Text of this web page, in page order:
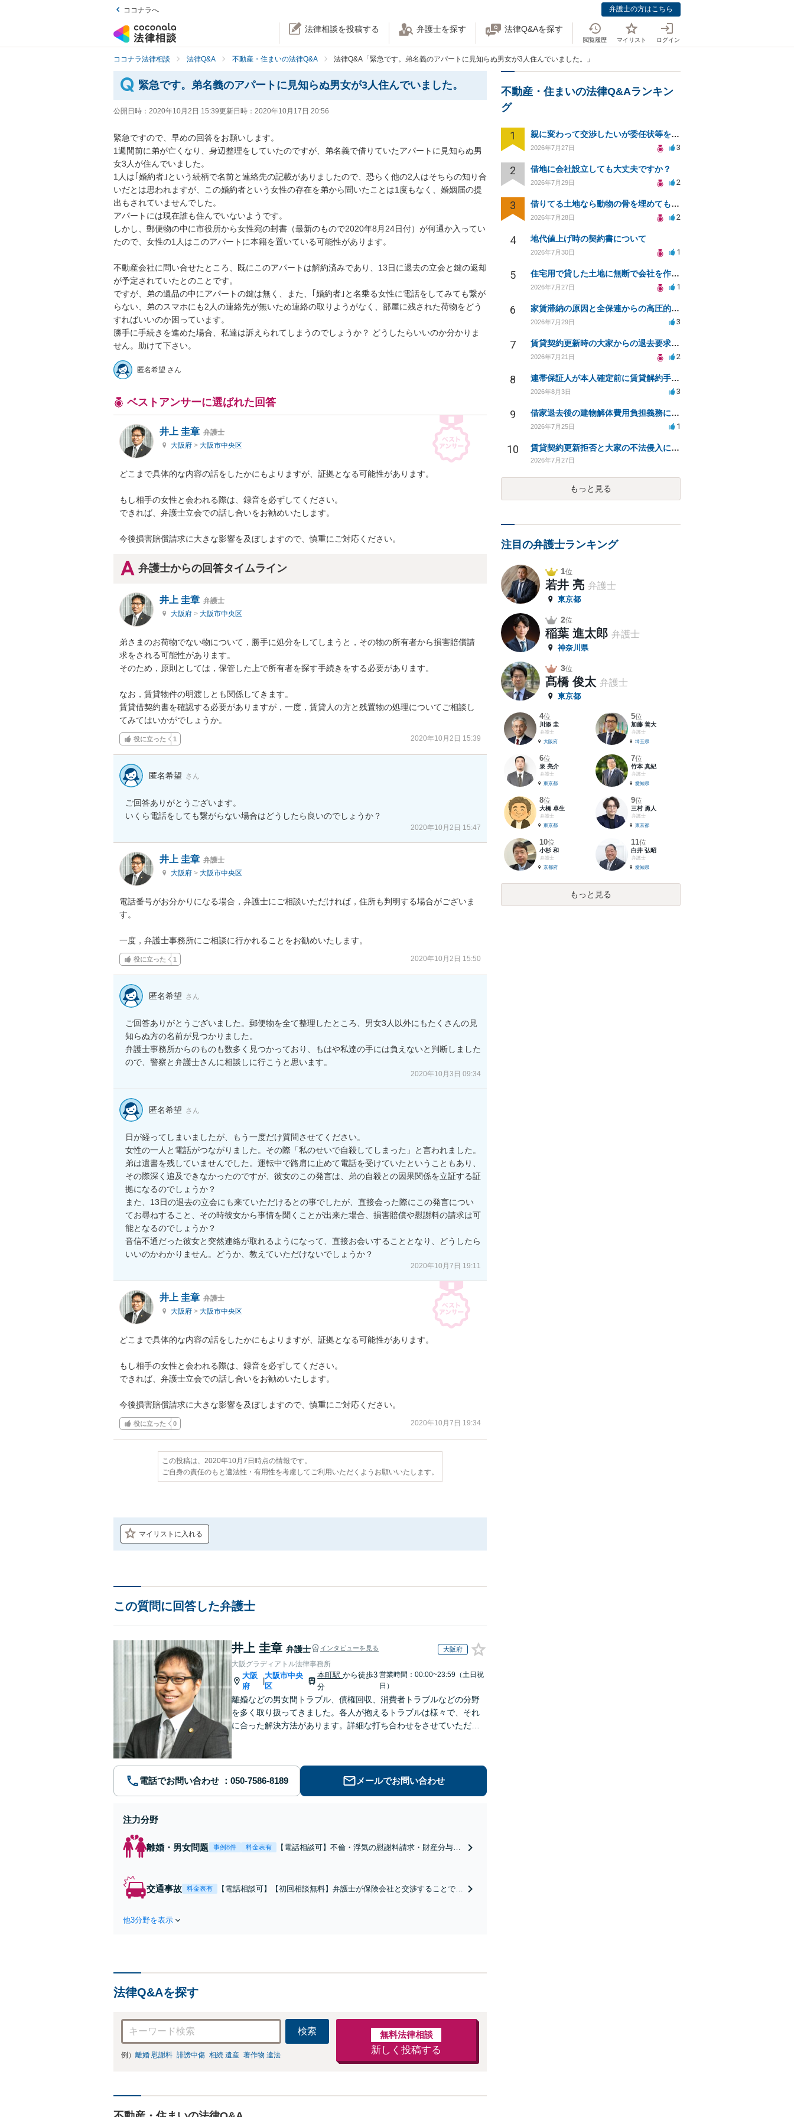
ココナラへ 弁護士の方はこちら
法律相談を投稿する 弁護士を探す 法律Q&Aを探す
閲覧履歴 マイリスト ログイン
ココナラ法律相談 法律Q&A 不動産・住まいの法律Q&A 法律Q&A「緊急です。弟名義のアパートに見知らぬ男女が3人住んでいました。」
緊急です。弟名義のアパートに見知らぬ男女が3人住んでいました。
公開日時： 2020年10月2日 15:39更新日時： 2020年10月17日 20:56
緊急ですので、早めの回答をお願いします。
1週間前に弟が亡くなり、身辺整理をしていたのですが、弟名義で借りていたアパートに見知らぬ男
女3人が住んでいました。
1人は｢婚約者｣という続柄で名前と連絡先の記載がありましたので、恐らく他の2人はそちらの知り合
いだとは思われますが、この婚約者という女性の存在を弟から聞いたことは1度もなく、婚姻届の提
出もされていませんでした。
アパートには現在誰も住んでいないようです。
しかし、郵便物の中に市役所から女性宛の封書（最新のもので2020年8月24日付）が何通か入ってい
たので、女性の1人はこのアパートに本籍を置いている可能性があります。
不動産会社に問い合せたところ、既にこのアパートは解約済みであり、13日に退去の立会と鍵の返却
が予定されていたとのことです。
ですが、弟の遺品の中にアパートの鍵は無く、また、｢婚約者｣と名乗る女性に電話をしてみても繋が
らない、弟のスマホにも2人の連絡先が無いため連絡の取りようがなく、部屋に残された荷物をどう
すればいいのか困っています。
勝手に手続きを進めた場合、私達は訴えられてしまうのでしょうか？ どうしたらいいのか分かりま
せん。助けて下さい。
匿名希望 さん
ベストアンサーに選ばれた回答
井上 圭章 弁護士
大阪府 > 大阪市中央区
どこまで具体的な内容の話をしたかにもよりますが、証拠となる可能性があります。
もし相手の女性と会われる際は、録音を必ずしてください。
できれば、弁護士立会での話し合いをお勧めいたします。
今後損害賠償請求に大きな影響を及ぼしますので、慎重にご対応ください。
弁護士からの回答タイムライン
井上 圭章 弁護士
大阪府 > 大阪市中央区
弟さまのお荷物でない物について，勝手に処分をしてしまうと，その物の所有者から損害賠償請
求をされる可能性があります。
そのため，原則としては，保管した上で所有者を探す手続きをする必要があります。
なお，賃貸物件の明渡しとも関係してきます。
賃貸借契約書を確認する必要がありますが，一度，賃貸人の方と残置物の処理についてご相談し
てみてはいかがでしょうか。
役に立った 1 2020年10月2日 15:39
匿名希望 さん
ご回答ありがとうございます。
いくら電話をしても繋がらない場合はどうしたら良いのでしょうか？
2020年10月2日 15:47
井上 圭章 弁護士
大阪府 > 大阪市中央区
電話番号がお分かりになる場合，弁護士にご相談いただければ，住所も判明する場合がございま
す。
一度，弁護士事務所にご相談に行かれることをお勧めいたします。
役に立った 1 2020年10月2日 15:50
匿名希望 さん
ご回答ありがとうございました。郵便物を全て整理したところ、男女3人以外にもたくさんの見
知らぬ方の名前が見つかりました。
弁護士事務所からのものも数多く見つかっており、もはや私達の手には負えないと判断しました
ので、警察と弁護士さんに相談しに行こうと思います。
2020年10月3日 09:34
匿名希望 さん
日が経ってしまいましたが、もう一度だけ質問させてください。
女性の一人と電話がつながりました。その際「私のせいで自殺してしまった」と言われました。
弟は遺書を残していませんでした。運転中で路肩に止めて電話を受けていたということもあり、
その際深く追及できなかったのですが、彼女のこの発言は、弟の自殺との因果関係を立証する証
拠になるのでしょうか？
また、13日の退去の立会にも来ていただけるとの事でしたが、直接会った際にこの発言につい
てお尋ねすること、その時彼女から事情を聞くことが出来た場合、損害賠償や慰謝料の請求は可
能となるのでしょうか？
音信不通だった彼女と突然連絡が取れるようになって、直接お会いすることとなり、どうしたら
いいのかわかりません。どうか、教えていただけないでしょうか？
2020年10月7日 19:11
井上 圭章 弁護士
大阪府 > 大阪市中央区
どこまで具体的な内容の話をしたかにもよりますが、証拠となる可能性があります。
もし相手の女性と会われる際は、録音を必ずしてください。
できれば、弁護士立会での話し合いをお勧めいたします。
今後損害賠償請求に大きな影響を及ぼしますので、慎重にご対応ください。
役に立った 0 2020年10月7日 19:34
この投稿は、2020年10月7日時点の情報です。
ご自身の責任のもと適法性・有用性を考慮してご利用いただくようお願いいたします。
マイリストに入れる
この質問に回答した弁護士
井上 圭章 弁護士 インタビューを見る 大阪府
大阪グラディアトル法律事務所
大阪
府
|
大阪市中央
区
本町駅から徒歩3
分
営業時間：00:00~23:59（土日祝
日）
離婚などの男女間トラブル、債権回収、消費者トラブルなどの分野
を多く取り扱ってきました。各人が抱えるトラブルは様々で、それ
に合った解決方法があります。詳細な打ち合わせをさせていただき
電話でお問い合わせ メールでお問い合わせ
注力分野
離婚・男女問題 事例8件 料金表有
【電話相談可】不倫・浮気の慰謝料請求・財産分与・
交通事故 料金表有
【電話相談可】【初回相談無料】弁護士が保険会社と交渉することで、
他3分野を表示
法律Q&Aを探す
検索
例） 離婚 慰謝料 誹謗中傷 相続 遺産 著作物 違法
無料法律相談
新しく投稿する
不動産・住まいの法律Q&Aランキン
グ
1 親に変わって交渉したいが委任状等を作って大丈夫ですか？
2026年7月27日 3
2 借地に会社設立しても大丈夫ですか？
2026年7月29日 2
3 借りてる土地なら動物の骨を埋めても大丈夫ですか？
2026年7月28日 2
4 地代値上げ時の契約書について
2026年7月30日 1
5 住宅用で貸した土地に無断で会社を作られた。
2026年7月27日 1
6 家賃滞納の原因と全保連からの高圧的対応への対策は？
2026年7月29日 3
7 賃貸契約更新時の大家からの退去要求への法的対応方法は？
2026年7月21日 2
8 連帯保証人が本人確定前に賃貸解約手続きをすることに関して
2026年8月3日 3
9 借家退去後の建物解体費用負担義務についての法的相談（補足説明修正）
2026年7月25日 1
10 賃貸契約更新拒否と大家の不法侵入についての法的対処方法は？
2026年7月27日
もっと見る
注目の弁護士ランキング
1位
若井 亮 弁護士
東京都
2位
稲葉 進太郎 弁護士
神奈川県
3位
髙橋 俊太 弁護士
東京都
4位
川添 圭
弁護士
大阪府
5位
加藤 善大
弁護士
埼玉県
6位
泉 亮介
弁護士
東京都
7位
竹本 真紀
弁護士
愛知県
8位
大橋 卓生
弁護士
東京都
9位
三村 勇人
弁護士
東京都
10位
小杉 和
弁護士
京都府
11位
白井 弘昭
弁護士
愛知県
もっと見る